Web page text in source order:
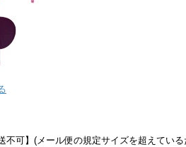
不可】(メール便の規定サイズを超えている